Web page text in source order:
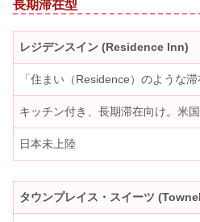
長期滞在型
レジデンスイン (Residence Inn)
「住まい（Residence）のような滞
キッチン付き、長期滞在向け。米
日本未上陸
タウンプレイス・スイーツ